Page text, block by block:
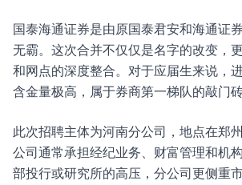
国泰海通证券是由原国泰君安和海通证
无霸。这次合并不仅仅是名字的改变，
和网点的深度整合。对于应届生来说，
含金量极高，属于券商第一梯队的敲门砖
此次招聘主体为河南分公司，地点在郑
公司通常承担经纪业务、财富管理和机
部投行或研究所的高压，分公司更侧重